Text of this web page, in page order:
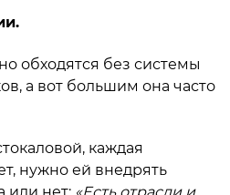
обходятся без системы
а вот большим она часто
каждая
нужно ей внедрять